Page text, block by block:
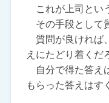
これが上司とい
その手段として
質問が良ければ
えにたどり着くだ
自分で得た答え
もらった答えはす